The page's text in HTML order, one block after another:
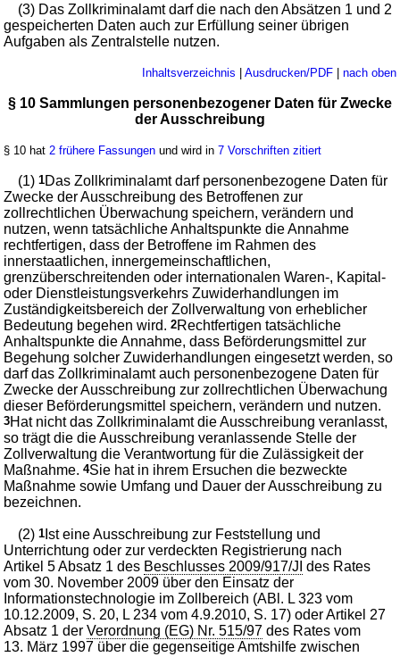
(3) Das Zollkriminalamt darf die nach den Absätzen 1 und 2
gespeicherten Daten auch zur Erfüllung seiner übrigen
Aufgaben als Zentralstelle nutzen.
Inhaltsverzeichnis Ausdrucken/PDF| nach oben
§ 10 Sammlungen personenbezogener Daten für Zwecke
der Ausschreibung
§ 10 hat 2 frühere Fassungen und wird in7 Vorschriften zitiert
(1)1Das Zollkriminalamt darf personenbezogene Daten für
Zwecke der Ausschreibung des Betroffenen zur
zollrechtlichen Überwachung speichern, verändern und
nutzen, wenn tatsächliche Anhaltspunkte die Annahme
rechtfertigen, dass der Betroffene im Rahmen des
innerstaatlichen, innergemeinschaftlichen,
grenzüberschreitenden oder internationalen Waren-, Kapital-
oder Dienstleistungsverkehrs Zuwiderhandlungen im
Zuständigkeitsbereich der Zollverwaltung von erheblicher
Bedeutung begehen wird.2Rechtfertigen tatsächliche
Anhaltspunkte die Annahme, dass Beförderungsmittel zur
Begehung solcher Zuwiderhandlungen eingesetzt werden, so
darf das Zollkriminalamt auch personenbezogene Daten für
Zwecke der Ausschreibung zur zollrechtlichen Überwachung
dieser Beförderungsmittel speichern, verändern und nutzen.
3Hat nicht das Zollkriminalamt die Ausschreibung veranlasst,
so trägt die die Ausschreibung veranlassende Stelle der
Zollverwaltung die Verantwortung für die Zulässigkeit der
Maßnahme.4Sie hat in ihrem Ersuchen die bezweckte
Maßnahme sowie Umfang und Dauer der Ausschreibung zu
bezeichnen.
(2)1 Ist eine Ausschreibung zur Feststellung und
Unterrichtung oder zur verdeckten Registrierung nach
Artikel 5 Absatz 1 des Beschlusses 2009/917/JI des Rates
vom 30. November 2009 über den Einsatz der
Informationstechnologie im Zollbereich (ABl. L 323 vom
10.12.2009, S. 20, L 234 vom 4.9.2010, S. 17) oder Artikel 27
Absatz 1 derVerordnung (EG) Nr. 515/97 des Rates vom
13. März 1997 über die gegenseitige Amtshilfe zwischen